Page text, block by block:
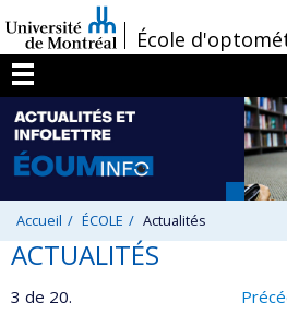
au
contenu
/École
Menu
Accueil ÉCOLE Actualités
ACTUALITÉS
3 de 20.